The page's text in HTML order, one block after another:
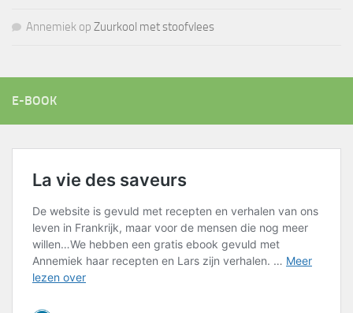
Annemiek op Zuurkool met stoofvlees
E-BOOK